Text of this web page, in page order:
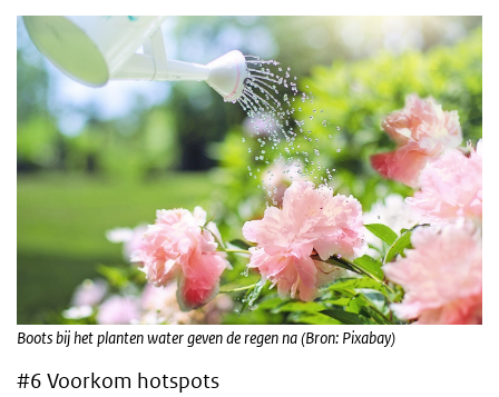
Boots bij het planten water geven de regen na (Bron: Pixabay)
#6 Voorkom hotspots